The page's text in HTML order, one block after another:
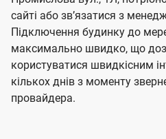
сайті або звʼязатися з
Підключення будинку до
максимально швидко, що
користуватися швидкісним
кількох днів з моменту
провайдера.